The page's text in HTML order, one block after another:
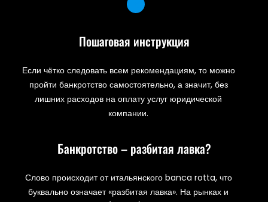
Пошаговая инструкция
Если чётко следовать всем рекомендациям, то можно
пройти банкротство самостоятельно, а значит, без
лишних расходов на оплату услуг юридической
компании.
Банкротство – разбитая лавка?
Слово происходит от итальянского banca rotta, что
буквально означает «разбитая лавка». На рынках и